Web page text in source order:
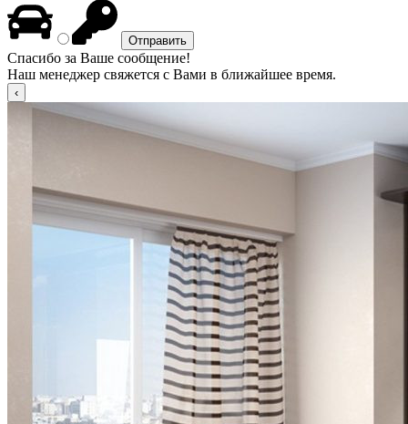
Спасибо за Ваше сообщение!
Наш менеджер свяжется с Вами в ближайшее время.